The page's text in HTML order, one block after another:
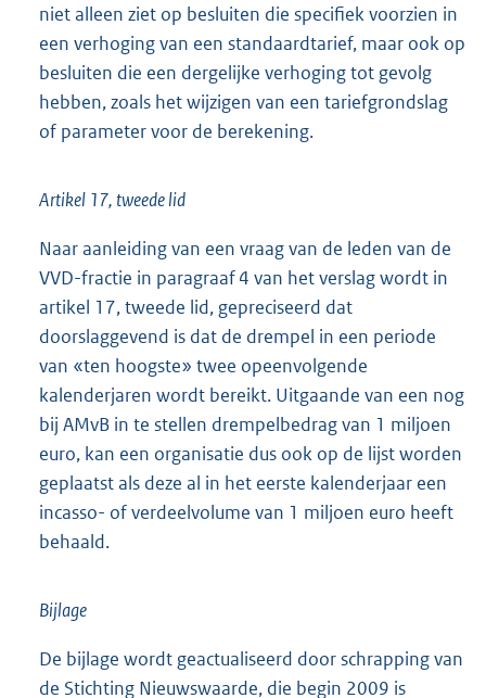
niet alleen ziet op besluiten die specifiek voorzien in
een verhoging van een standaardtarief, maar ook op
besluiten die een dergelijke verhoging tot gevolg
hebben, zoals het wijzigen van een tariefgrondslag
of parameter voor de berekening.
Artikel 17, tweede lid
Naar aanleiding van een vraag van de leden van de
VVD-fractie in paragraaf 4 van het verslag wordt in
artikel 17, tweede lid, gepreciseerd dat
doorslaggevend is dat de drempel in een periode
van «ten hoogste» twee opeenvolgende
kalenderjaren wordt bereikt. Uitgaande van een nog
bij AMvB in te stellen drempelbedrag van 1 miljoen
euro, kan een organisatie dus ook op de lijst worden
geplaatst als deze al in het eerste kalenderjaar een
incasso- of verdeelvolume van 1 miljoen euro heeft
behaald.
Bijlage
De bijlage wordt geactualiseerd door schrapping van
de Stichting Nieuwswaarde, die begin 2009 is